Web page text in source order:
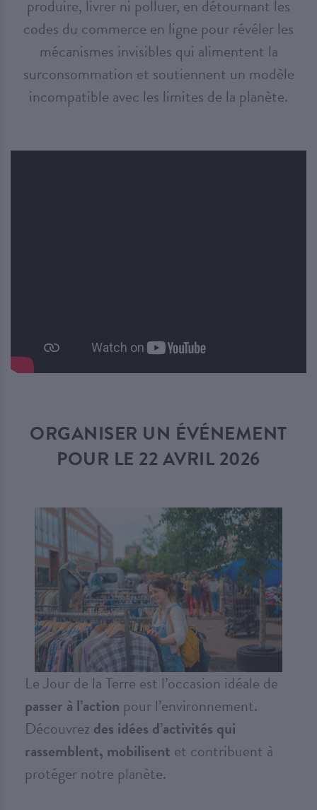
produire, livrer ni polluer, en détournant les
codes du commerce en ligne pour révéler les
mécanismes invisibles qui alimentent la
surconsommation et soutiennent un modèle
incompatible avec les limites de la planète.
ORGANISER UN ÉVÉNEMENT
POUR LE 22 AVRIL 2026
Le Jour de la Terre est l’occasion idéale de
passer à l’action pour l’environnement.
Découvrez des idées d’activités qui
rassemblent, mobilisent et contribuent à
protéger notre planète.